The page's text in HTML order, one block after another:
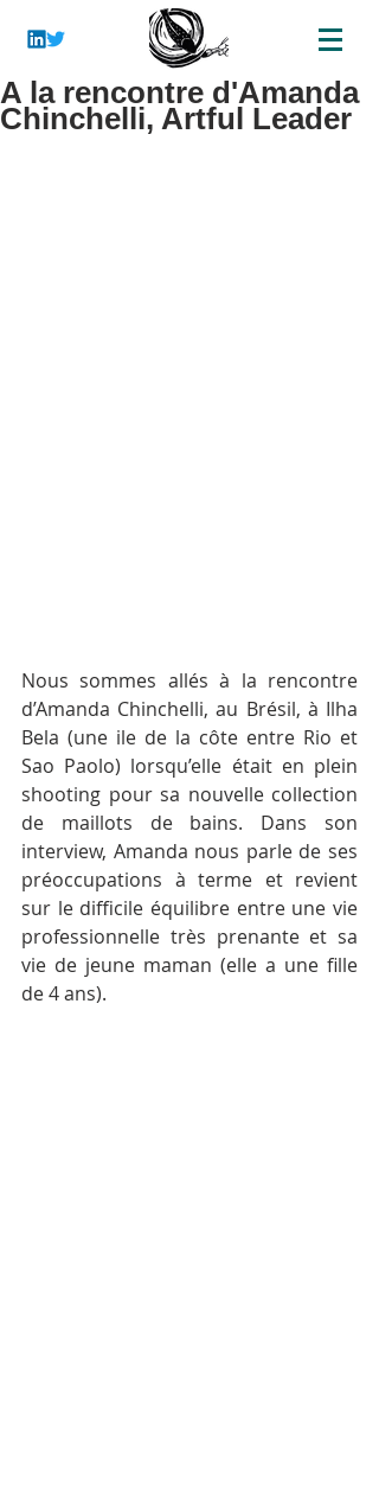
A la rencontre d'Amanda
Chinchelli, Artful Leader
Nous sommes allés à la rencontre
d’Amanda Chinchelli, au Brésil, à Ilha
Bela (une ile de la côte entre Rio et
Sao Paolo) lorsqu’elle était en plein
shooting pour sa nouvelle collection
de maillots de bains. Dans son
interview, Amanda nous parle de ses
préoccupations à terme et revient
sur le difficile équilibre entre une vie
professionnelle très prenante et sa
vie de jeune maman (elle a une fille
de 4 ans).